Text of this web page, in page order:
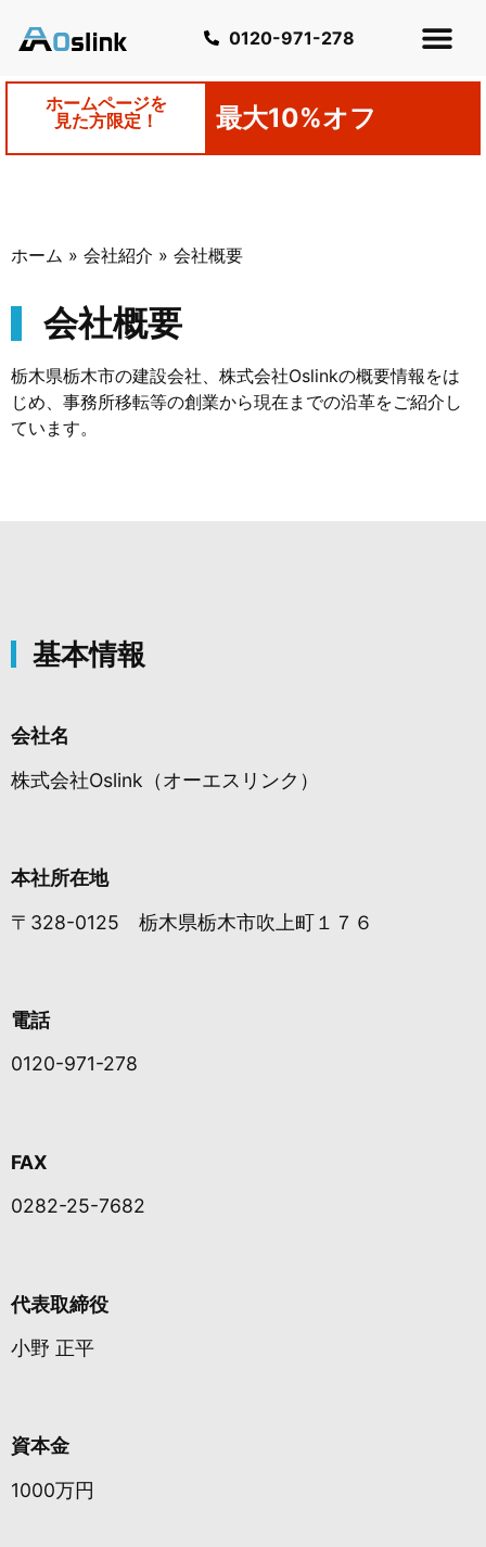
0120-971-278
ホームページを
見た方限定！
最大10%オフ
ホーム » 会社紹介 » 会社概要
会社概要
栃木県栃木市の建設会社、株式会社Oslinkの概要情報をは
じめ、事務所移転等の創業から現在までの沿革をご紹介し
ています。
基本情報
会社名
株式会社Oslink（オーエスリンク）
本社所在地
〒328-0125 栃木県栃木市吹上町１７６
電話
0120-971-278
FAX
0282-25-7682
代表取締役
小野 正平
資本金
1000万円